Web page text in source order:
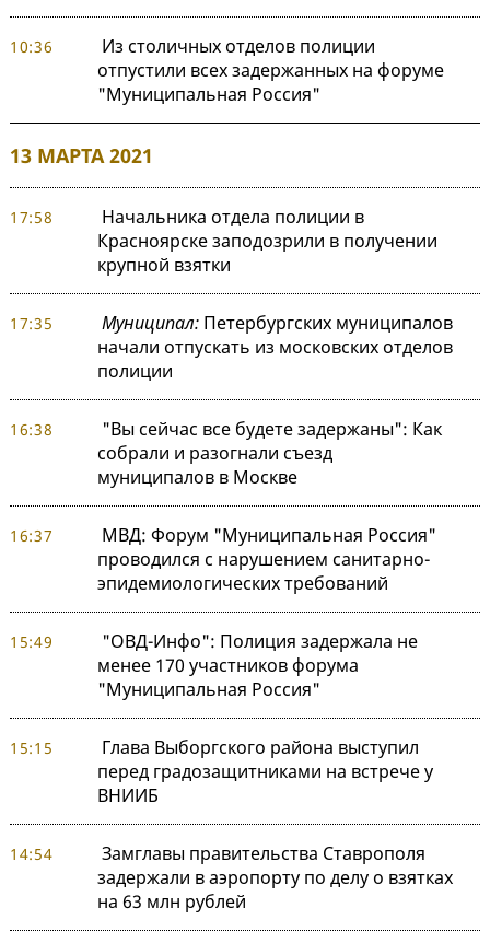
10:36
Из столичных отделов полиции
отпустили всех задержанных на форуме
"Муниципальная Россия"
13 МАРТА 2021
17:58
Начальника отдела полиции в
Красноярске заподозрили в получении
крупной взятки
17:35 Муниципал:Петербургских муниципалов
начали отпускать из московских отделов
полиции
16:38
"Вы сейчас все будете задержаны": Как
собрали и разогнали съезд
муниципалов в Москве
16:37
МВД: Форум "Муниципальная Россия"
проводился с нарушением санитарно-
эпидемиологических требований
15:49
"ОВД-Инфо": Полиция задержала не
менее 170 участников форума
"Муниципальная Россия"
15:15
Глава Выборгского района выступил
перед градозащитниками на встрече у
ВНИИБ
14:54
Замглавы правительства Ставрополя
задержали в аэропорту по делу о взятках
на 63 млн рублей